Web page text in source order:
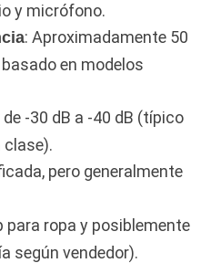
y micrófono.
: Aproximadamente 50
en modelos
de -30 dB a -40 dB (típico
pero generalmente
para ropa y posiblemente
según vendedor).